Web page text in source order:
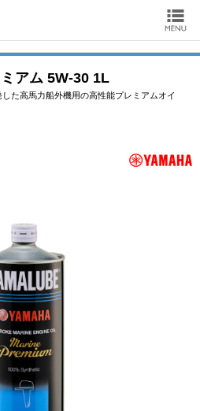
アム 5W-30 1L
た高馬力船外機用の高性能プレミアムオイ